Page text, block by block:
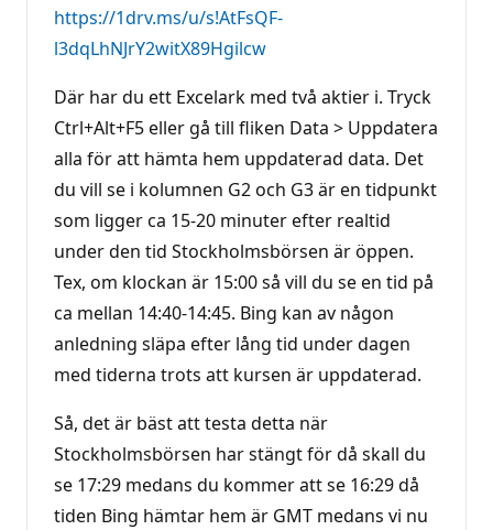
https://1drv.ms/u/s!AtFsQF-
l3dqLhNJrY2witX89Hgilcw
Där har du ett Excelark med två aktier i. Tryck
Ctrl+Alt+F5 eller gå till fliken Data > Uppdatera
alla för att hämta hem uppdaterad data. Det
du vill se i kolumnen G2 och G3 är en tidpunkt
som ligger ca 15-20 minuter efter realtid
under den tid Stockholmsbörsen är öppen.
Tex, om klockan är 15:00 så vill du se en tid på
ca mellan 14:40-14:45. Bing kan av någon
anledning släpa efter lång tid under dagen
med tiderna trots att kursen är uppdaterad.
Så, det är bäst att testa detta när
Stockholmsbörsen har stängt för då skall du
se 17:29 medans du kommer att se 16:29 då
tiden Bing hämtar hem är GMT medans vi nu